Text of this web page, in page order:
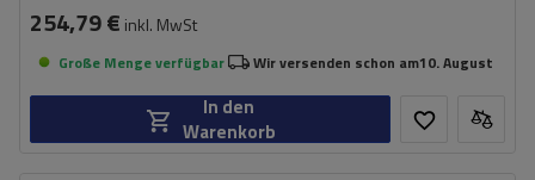
254,79 € inkl. MwSt
Große Menge verfügbar Wir versenden schon am10. August
In den
Warenkorb